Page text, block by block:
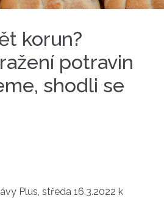
korun?
potravin
shodli se
Plus, středa 16.3.2022 k